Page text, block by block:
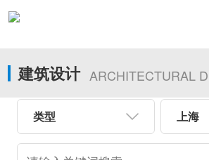
建筑设计 ARCHITECTURAL
类型 上海